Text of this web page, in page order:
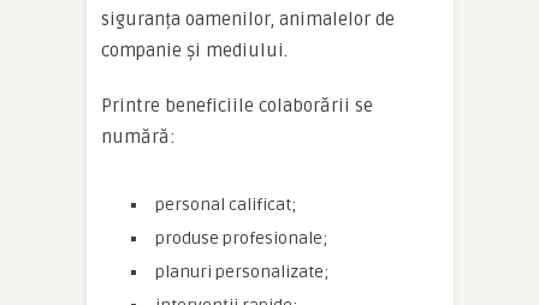
siguranța oamenilor, animalelor de
companie și mediului.
Printre beneficiile colaborării se
numără:
personal calificat;
produse profesionale;
planuri personalizate;